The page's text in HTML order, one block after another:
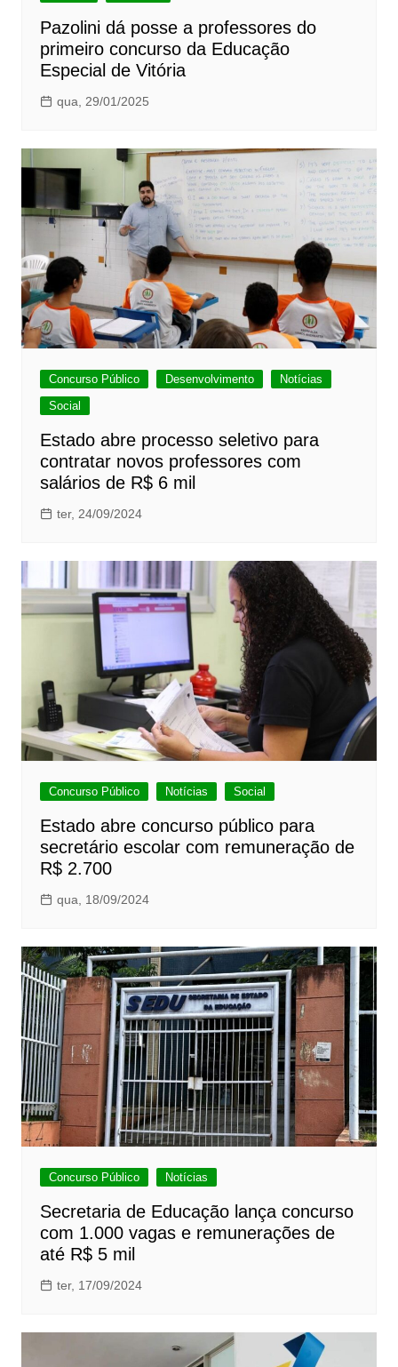
Pazolini dá posse a professores do
primeiro concurso da Educação
Especial de Vitória
qua, 29/01/2025
Concurso Público Desenvolvimento
Notícias
Social
Estado abre processo seletivo para
contratar novos professores com
salários de R$ 6 mil
ter, 24/09/2024
Concurso Público Notícias Social
Estado abre concurso público para
secretário escolar com remuneração de
R$ 2.700
qua, 18/09/2024
Concurso Público Notícias
Secretaria de Educação lança concurso
com 1.000 vagas e remunerações de
até R$ 5 mil
ter, 17/09/2024